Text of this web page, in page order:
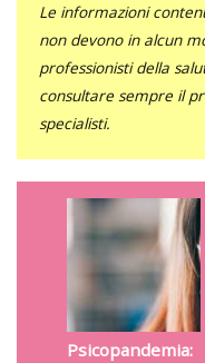
Le informazioni
non devono in alcun
professionisti della
consultare sempre il
specialisti.
Psicopandemia: